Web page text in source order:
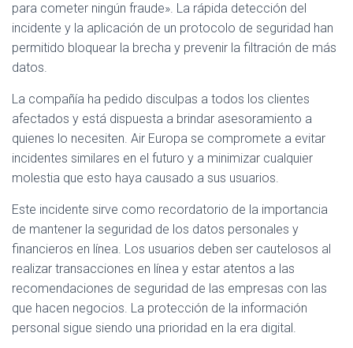
para cometer ningún fraude». La rápida detección del
incidente y la aplicación de un protocolo de seguridad han
permitido bloquear la brecha y prevenir la filtración de más
datos.
La compañía ha pedido disculpas a todos los clientes
afectados y está dispuesta a brindar asesoramiento a
quienes lo necesiten. Air Europa se compromete a evitar
incidentes similares en el futuro y a minimizar cualquier
molestia que esto haya causado a sus usuarios.
Este incidente sirve como recordatorio de la importancia
de mantener la seguridad de los datos personales y
financieros en línea. Los usuarios deben ser cautelosos al
realizar transacciones en línea y estar atentos a las
recomendaciones de seguridad de las empresas con las
que hacen negocios. La protección de la información
personal sigue siendo una prioridad en la era digital.